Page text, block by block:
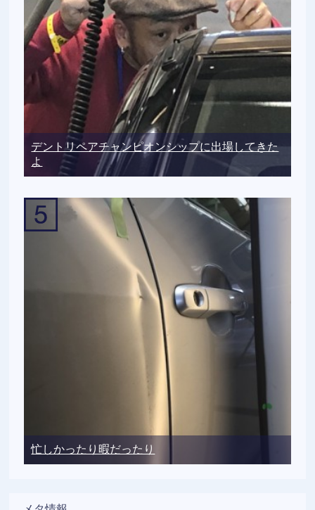
デントリペアチャンピオンシップに出場してきた
よ
忙しかったり暇だったり